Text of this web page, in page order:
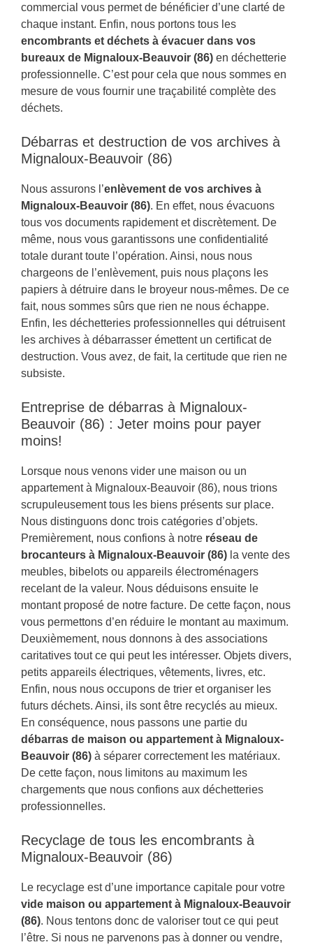
commercial vous permet de bénéficier d’une clarté de
chaque instant. Enfin, nous portons tous les
encombrants et déchets à évacuer dans vos
bureaux de Mignaloux-Beauvoir (86) en déchetterie
professionnelle. C’est pour cela que nous sommes en
mesure de vous fournir une traçabilité complète des
déchets.
Débarras et destruction de vos archives à
Mignaloux-Beauvoir (86)
Nous assurons l’enlèvement de vos archives à
Mignaloux-Beauvoir (86). En effet, nous évacuons
tous vos documents rapidement et discrètement. De
même, nous vous garantissons une confidentialité
totale durant toute l’opération. Ainsi, nous nous
chargeons de l’enlèvement, puis nous plaçons les
papiers à détruire dans le broyeur nous-mêmes. De ce
fait, nous sommes sûrs que rien ne nous échappe.
Enfin, les déchetteries professionnelles qui détruisent
les archives à débarrasser émettent un certificat de
destruction. Vous avez, de fait, la certitude que rien ne
subsiste.
Entreprise de débarras à Mignaloux-
Beauvoir (86) : Jeter moins pour payer
moins!
Lorsque nous venons vider une maison ou un
appartement à Mignaloux-Beauvoir (86), nous trions
scrupuleusement tous les biens présents sur place.
Nous distinguons donc trois catégories d’objets.
Premièrement, nous confions à notre réseau de
brocanteurs à Mignaloux-Beauvoir (86) la vente des
meubles, bibelots ou appareils électroménagers
recelant de la valeur. Nous déduisons ensuite le
montant proposé de notre facture. De cette façon, nous
vous permettons d’en réduire le montant au maximum.
Deuxièmement, nous donnons à des associations
caritatives tout ce qui peut les intéresser. Objets divers,
petits appareils électriques, vêtements, livres, etc.
Enfin, nous nous occupons de trier et organiser les
futurs déchets. Ainsi, ils sont être recyclés au mieux.
En conséquence, nous passons une partie du
débarras de maison ou appartement à Mignaloux-
Beauvoir (86) à séparer correctement les matériaux.
De cette façon, nous limitons au maximum les
chargements que nous confions aux déchetteries
professionnelles.
Recyclage de tous les encombrants à
Mignaloux-Beauvoir (86)
Le recyclage est d’une importance capitale pour votre
vide maison ou appartement à Mignaloux-Beauvoir
(86). Nous tentons donc de valoriser tout ce qui peut
l’être. Si nous ne parvenons pas à donner ou vendre,